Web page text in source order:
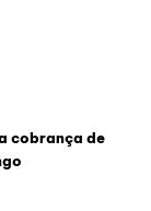
cobrança de